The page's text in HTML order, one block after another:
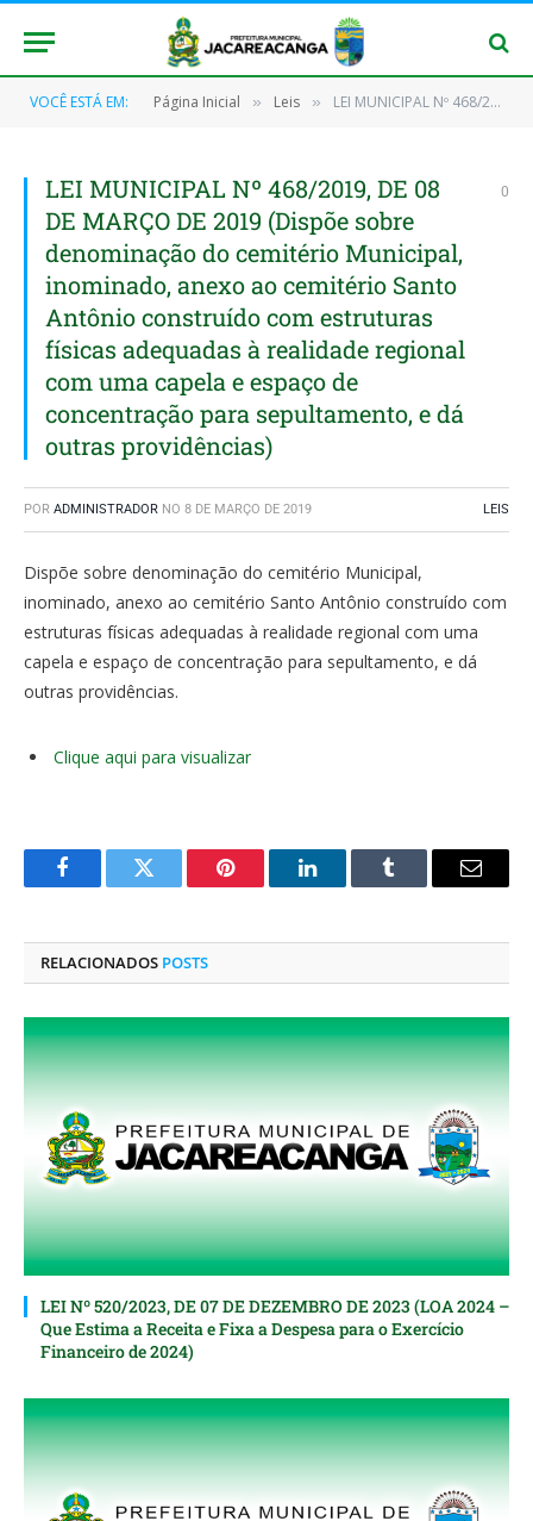
VOCÊ ESTÁ EM: Página Inicial » Leis » LEI MUNICIPAL Nº 468/2019, DE 08 DE MARÇO DE 2019 (Dispõe sobre denominação do cemitério Municipal, inominado, anexo ao cemitério Santo Antônio construído com estruturas físicas adequadas à realidade regional com uma capela e espaço de concentração para sepultamento, e dá outras providências)
LEI MUNICIPAL Nº 468/2019, DE 08
DE MARÇO DE 2019 (Dispõe sobre
denominação do cemitério Municipal,
inominado, anexo ao cemitério Santo
Antônio construído com estruturas
físicas adequadas à realidade regional
com uma capela e espaço de
concentração para sepultamento, e dá
outras providências)
0
POR ADMINISTRADOR NO 8 DE MARÇO DE 2019 LEIS
Dispõe sobre denominação do cemitério Municipal,
inominado, anexo ao cemitério Santo Antônio construído com
estruturas físicas adequadas à realidade regional com uma
capela e espaço de concentração para sepultamento, e dá
outras providências.
Clique aqui para visualizar
FacebookTwitter Pinterest O
Tumblr
E-
RELACIONADOS POSTS
LEI Nº 520/2023, DE 07 DE DEZEMBRO DE 2023 (LOA 2024 –
Que Estima a Receita e Fixa a Despesa para o Exercício
Financeiro de 2024)